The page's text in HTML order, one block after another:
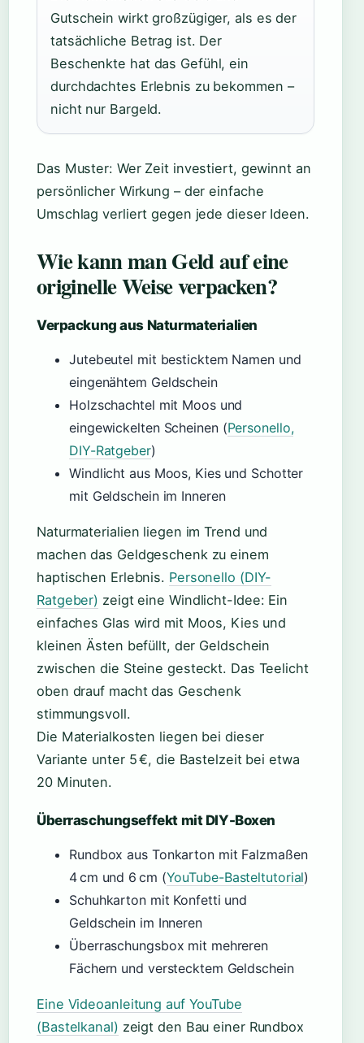
Gutschein wirkt großzügiger, als es der
tatsächliche Betrag ist. Der
Beschenkte hat das Gefühl, ein
durchdachtes Erlebnis zu bekommen –
nicht nur Bargeld.
Das Muster: Wer Zeit investiert, gewinnt an
persönlicher Wirkung – der einfache
Umschlag verliert gegen jede dieser Ideen.
Wie kann man Geld auf eine
originelle Weise verpacken?
Verpackung aus Naturmaterialien
Jutebeutel mit besticktem Namen und
eingenähtem Geldschein
Holzschachtel mit Moos und
eingewickelten Scheinen (Personello,
DIY-Ratgeber)
Windlicht aus Moos, Kies und Schotter
mit Geldschein im Inneren
Naturmaterialien liegen im Trend und
machen das Geldgeschenk zu einem
haptischen Erlebnis. Personello (DIY-
Ratgeber) zeigt eine Windlicht-Idee: Ein
einfaches Glas wird mit Moos, Kies und
kleinen Ästen befüllt, der Geldschein
zwischen die Steine gesteckt. Das Teelicht
oben drauf macht das Geschenk
stimmungsvoll.
Die Materialkosten liegen bei dieser
Variante unter 5 €, die Bastelzeit bei etwa
20 Minuten.
Überraschungseffekt mit DIY-Boxen
Rundbox aus Tonkarton mit Falzmaßen
4 cm und 6 cm (YouTube-Basteltutorial)
Schuhkarton mit Konfetti und
Geldschein im Inneren
Überraschungsbox mit mehreren
Fächern und verstecktem Geldschein
Eine Videoanleitung auf YouTube
(Bastelkanal) zeigt den Bau einer Rundbox